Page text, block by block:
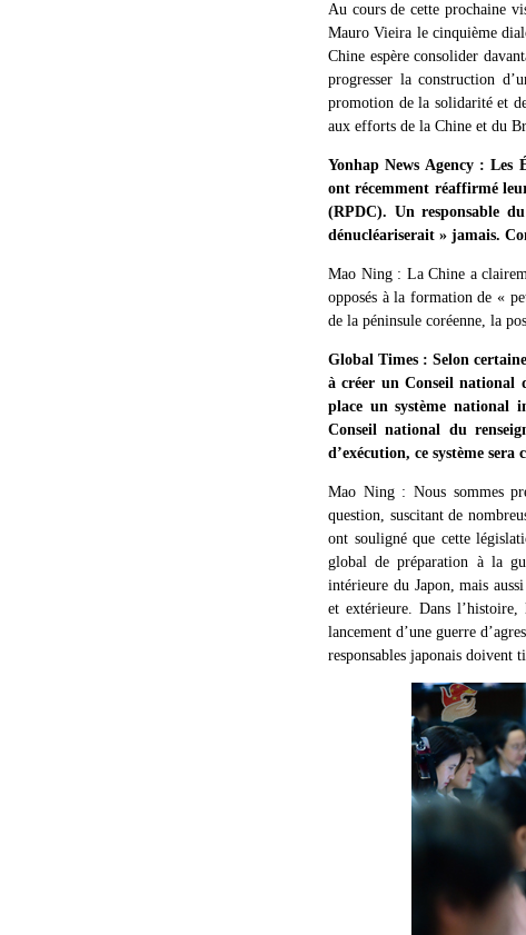
Au cours de cette prochaine
Mauro Vieira le cinquième
Chine espère consolider
progresser la construction
promotion de la solidarité et
aux efforts de la Chine et du
Yonhap News Agency :
ont récemment réaffirmé
(RPDC). Un responsable
dénucléariserait » jamais.
Mao Ning : La Chine a
opposés à la formation de «
de la péninsule coréenne, la
Global Times : Selon
à créer un Conseil national
place un système national
Conseil national du
d’exécution, ce système
Mao Ning : Nous sommes
question, suscitant de
ont souligné que cette
global de préparation à la
intérieure du Japon, mais
et extérieure. Dans
lancement d’une guerre
responsables japonais doivent